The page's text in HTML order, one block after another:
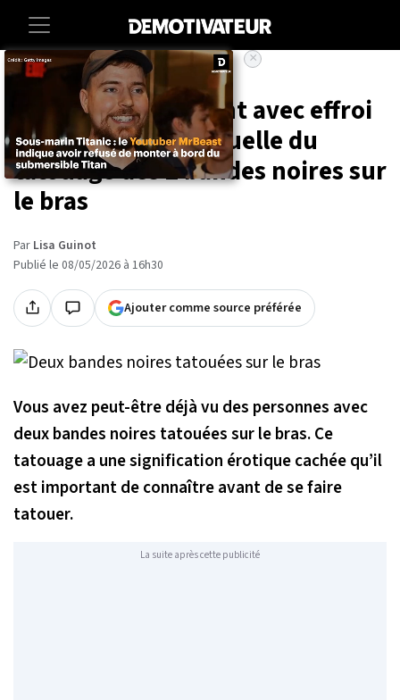
Accueil Lifestyle
Les gens découvrent avec effroi
la signification s3xuelle du
tatouage des 2 bandes noires sur
le bras
Par Lisa Guinot
Publié le 08/05/2026 à 16h30
Ajouter comme source préférée
Vous avez peut-être déjà vu des personnes avec
deux bandes noires tatouées sur le bras. Ce
tatouage a une signification érotique cachée qu’il
est important de connaître avant de se faire
tatouer.
La suite après cette publicité
×